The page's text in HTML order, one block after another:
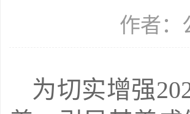
作者：
为切实增强